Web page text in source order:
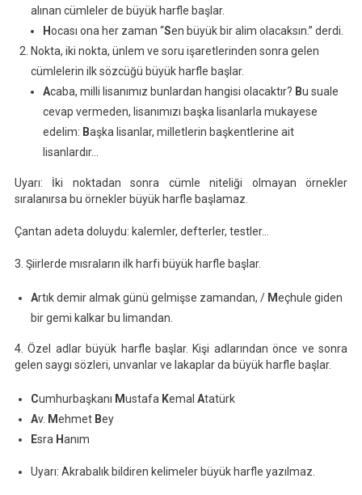
alınan cümleler de büyük harfle başlar.
Hocası ona her zaman “Sen büyük bir alim olacaksın.” derdi.
Nokta, iki nokta, ünlem ve soru işaretlerinden sonra gelen
cümlelerin ilk sözcüğü büyük harfle başlar.
Acaba, milli lisanımız bunlardan hangisi olacaktır? Bu suale
cevap vermeden, lisanımızı başka lisanlarla mukayese
edelim: Başka lisanlar, milletlerin başkentlerine ait
lisanlardır…
Uyarı: İki noktadan sonra cümle niteliği olmayan örnekler
sıralanırsa bu örnekler büyük harfle başlamaz.
Çantan adeta doluydu: kalemler, defterler, testler…
3. Şiirlerde mısraların ilk harfi büyük harfle başlar.
Artık demir almak günü gelmişse zamandan, / Meçhule giden
bir gemi kalkar bu limandan.
4. Özel adlar büyük harfle başlar. Kişi adlarından önce ve sonra
gelen saygı sözleri, unvanlar ve lakaplar da büyük harfle başlar.
Cumhurbaşkanı Mustafa Kemal Atatürk
Av. Mehmet Bey
Esra Hanım
Uyarı: Akrabalık bildiren kelimeler büyük harfle yazılmaz.